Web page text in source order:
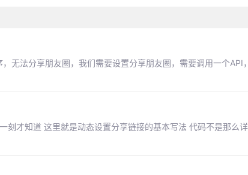
无法分享朋友圈，我们需要设置分享朋友圈，需要调用一个API
刻才知道 这里就是动态设置分享链接的基本写法 代码不是那么